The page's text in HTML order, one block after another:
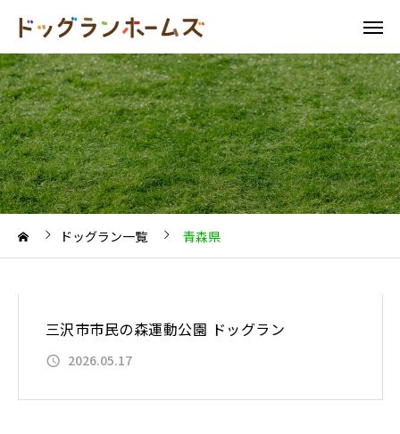
ドッグラン一覧 青森県
三沢市市民の森運動公園 ドッグラン
2026.05.17